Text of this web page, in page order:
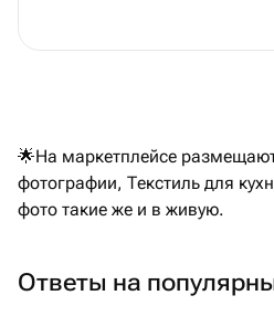
🌟На маркетплейсе
фотографии, Текстиль для
фото такие же и в живую.
Ответы на